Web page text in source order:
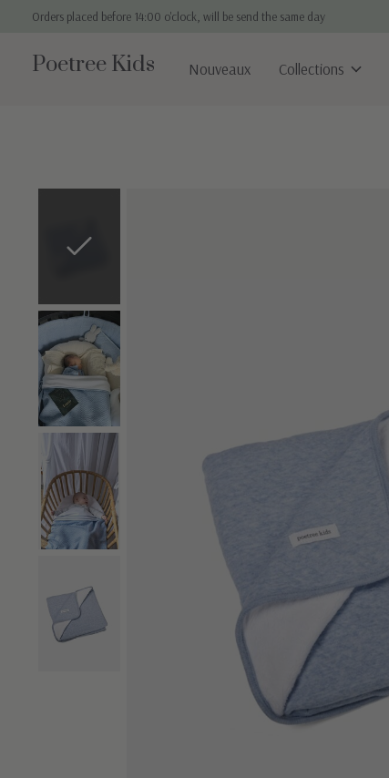
Orders placed before 14:00 o'clock, will be send the same day
Poetree Kids Nouveaux Collections